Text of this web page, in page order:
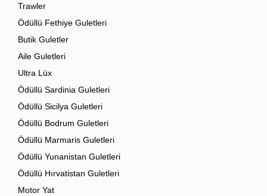
Trawler
Ödüllü Fethiye Guletleri
Butik Guletler
Aile Guletleri
Ultra Lüx
Ödüllü Sardinia Guletleri
Ödüllü Sicilya Guletleri
Ödüllü Bodrum Guletleri
Ödüllü Marmaris Guletleri
Ödüllü Yunanistan Guletleri
Ödüllü Hırvatistan Guletleri
Motor Yat